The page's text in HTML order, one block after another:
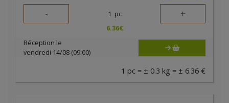
- 1 pc +
6.36€
Réception le
vendredi 14/08 (09:00)
1 pc = ± 0.3 kg = ± 6.36 €